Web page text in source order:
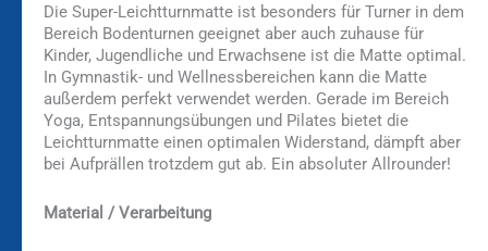
Die Super-Leichtturnmatte ist besonders für Turner in dem
Bereich Bodenturnen geeignet aber auch zuhause für
Kinder, Jugendliche und Erwachsene ist die Matte optimal.
In Gymnastik- und Wellnessbereichen kann die Matte
außerdem perfekt verwendet werden. Gerade im Bereich
Yoga, Entspannungsübungen und Pilates bietet die
Leichtturnmatte einen optimalen Widerstand, dämpft aber
bei Aufprällen trotzdem gut ab. Ein absoluter Allrounder!
Material / Verarbeitung